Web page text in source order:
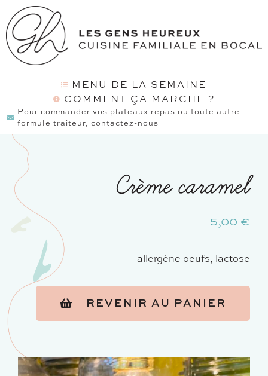
MENU DE LA SEMAINE
COMMENT ÇA MARCHE ?
Pour commander vos plateaux repas ou toute autre
formule traiteur, contactez-nous
Crème caramel
5,00 €
allergène oeufs, lactose
REVENIR AU PANIER